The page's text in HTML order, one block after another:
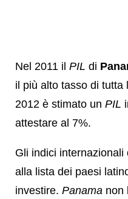
Nel 2011 il PIL di
il più alto tasso di tutta
2012 è stimato un PIL
attestare al 7%.
Gli indici internazionali
alla lista dei paesi
investire. Panama non